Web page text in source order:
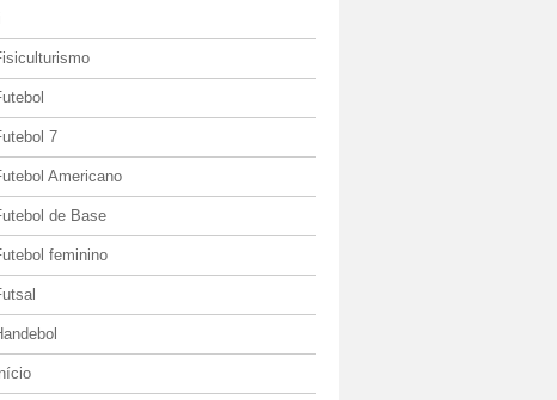
7
Americano
de Base
feminino
Início